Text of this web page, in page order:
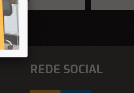
REDE SOCIAL